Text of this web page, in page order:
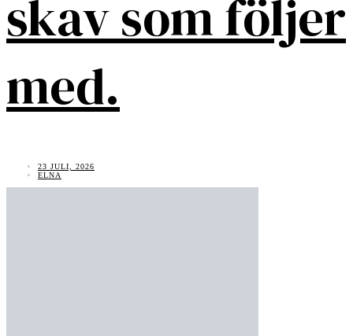
skav som följer
med.
23 JULI, 2026
ELNA